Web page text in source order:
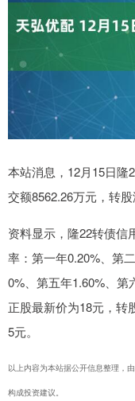
本站消息，12月15日隆
交额8562.26万元，转股
资料显示，隆22转债信
率：第一年0.20%、第
0%、第五年1.60%、第
正股最新价为18元，转
5元。
以上内容为本站据公开信息整理，
构成投资建议。